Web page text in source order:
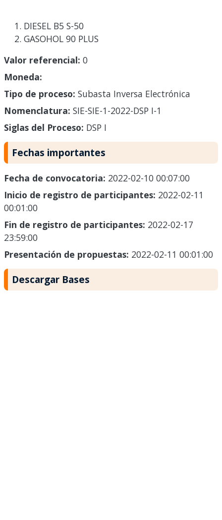
DIESEL B5 S-50
GASOHOL 90 PLUS
Valor referencial: 0
Moneda:
Tipo de proceso: Subasta Inversa Electrónica
Nomenclatura: SIE-SIE-1-2022-DSP I-1
Siglas del Proceso: DSP I
Fechas importantes
Fecha de convocatoria: 2022-02-10 00:07:00
Inicio de registro de participantes: 2022-02-11
00:01:00
Fin de registro de participantes: 2022-02-17
23:59:00
Presentación de propuestas: 2022-02-11 00:01:00
Descargar Bases